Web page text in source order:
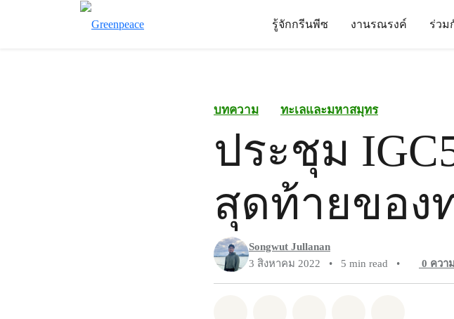
รู้จักกรีนพีซ งานรณรงค์ ร่วม
บทความ ทะเลและมหาสมุทร
ประชุม
สุดท้ายของ
Songwut Jullanan
3 สิงหาคม 2022
• 5 min read • 0 ควา